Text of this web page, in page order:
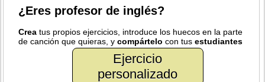
¿Eres profesor de inglés?
Crea tus propios ejercicios, introduce los huecos en la parte
de canción que quieras, ycompártelo con tusestudiantes
Ejercicio
personalizado